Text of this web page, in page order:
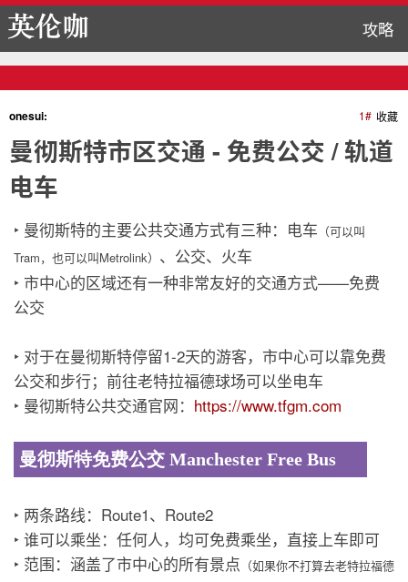
攻略
收藏
1#
onesui:
曼彻斯特市区交通 - 免费公交 / 轨道
电车
‣ 曼彻斯特的主要公共交通方式有三种：电车 （可以叫
Tram，也可以叫Metrolink） 、公交、火车
‣ 市中心的区域还有一种非常友好的交通方式——免费
公交
‣ 对于在曼彻斯特停留1-2天的游客，市中心可以靠免费
公交和步行；前往老特拉福德球场可以坐电车
‣ 曼彻斯特公共交通官网： https://www.tfgm.com
曼彻斯特免费公交 Manchester Free Bus
‣ 两条路线：Route1、Route2
‣ 谁可以乘坐：任何人，均可免费乘坐，直接上车即可
‣ 范围：涵盖了市中心的所有景点 （如果你不打算去老特拉福德